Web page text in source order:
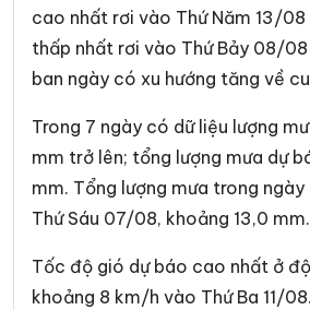
Xã Đông Cuông Xã
Xã Gia Hội Xã Gia
Xã Hưng Khánh Xã
Xã Khánh Yên Xã
Xã Lâm Giang
Xã Lao Chải Xã
cao nhất rơi vào Thứ Năm 13/
thấp nhất rơi vào Thứ Bảy 08/
ban ngày có xu hướng tăng về
Trong 7 ngày có dữ liệu lượng
mm trở lên; tổng lượng mưa dự
mm. Tổng lượng mưa trong
Thứ Sáu 07/08, khoảng 13,0 mm.
Tốc độ gió dự báo cao nhất ở
khoảng 8 km/h vào Thứ Ba 11/08.